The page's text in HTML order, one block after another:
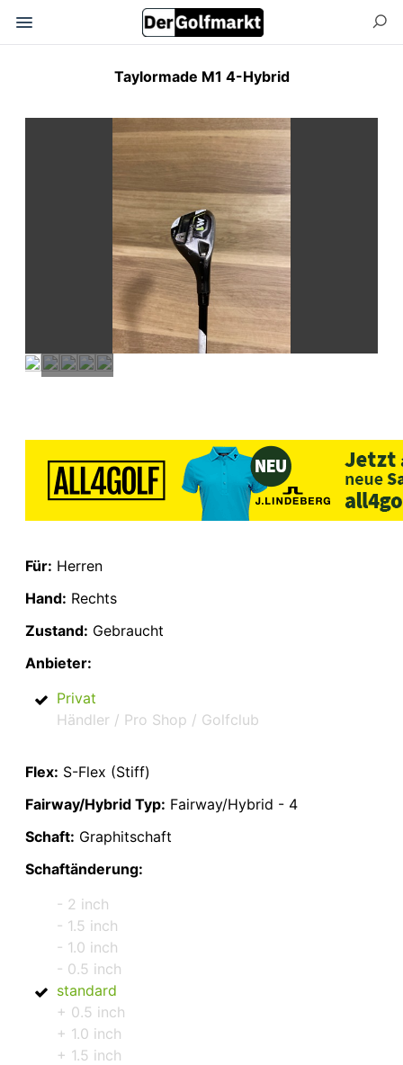
Taylormade M1 4-Hybrid
Für: Herren
Hand: Rechts
Zustand: Gebraucht
Anbieter:
Privat
Händler / Pro Shop / Golfclub
Flex: S-Flex (Stiff)
Fairway/Hybrid Typ: Fairway/Hybrid - 4
Schaft: Graphitschaft
Schaftänderung:
- 2 inch
- 1.5 inch
- 1.0 inch
- 0.5 inch
standard
+ 0.5 inch
+ 1.0 inch
+ 1.5 inch